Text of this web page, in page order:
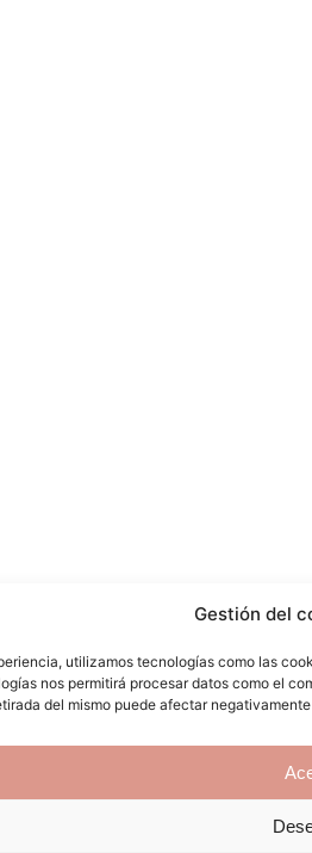
Gestión del
utilizamos tecnologías como las
nos permitirá procesar datos como el
del mismo puede afectar